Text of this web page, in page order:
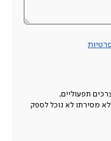
תפעוליים,
מסירתו לא נוכל לספק